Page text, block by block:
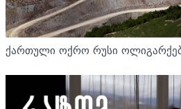
ქართული ოქრო რუსი